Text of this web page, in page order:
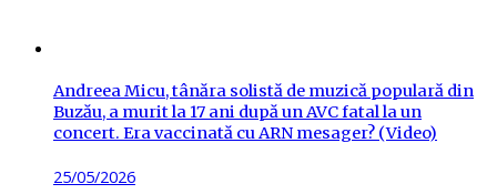
Andreea Micu, tânăra solistă de muzică populară din
Buzău, a murit la 17 ani după un AVC fatal la un
concert. Era vaccinată cu ARN mesager? (Video)
Posted
25/05/2026